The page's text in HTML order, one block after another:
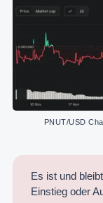
PNUT/USD
Es ist und
Einstieg oder